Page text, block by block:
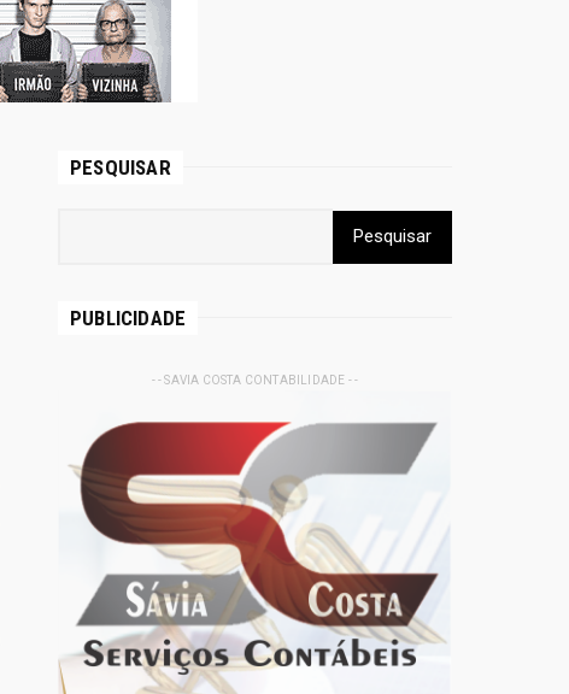
PESQUISAR
PUBLICIDADE
- - SAVIA COSTA CONTABILIDADE - -